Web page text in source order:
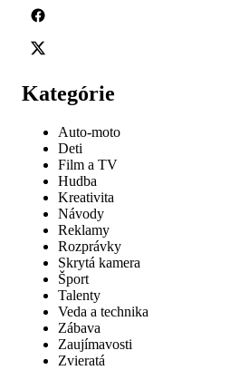
Kategórie
Auto-moto
Deti
Film a TV
Hudba
Kreativita
Návody
Reklamy
Rozprávky
Skrytá kamera
Šport
Talenty
Veda a technika
Zábava
Zaujímavosti
Zvieratá